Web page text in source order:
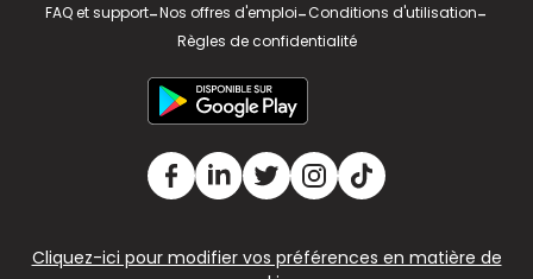
FAQ et support-Nos offres d'emploi-Conditions d'utilisation-
Règles de confidentialité
Cliquez-ici pour modifier vos préférences en matière de